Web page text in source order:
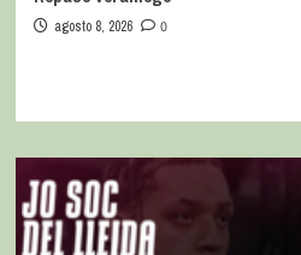
agosto 8, 2026 0